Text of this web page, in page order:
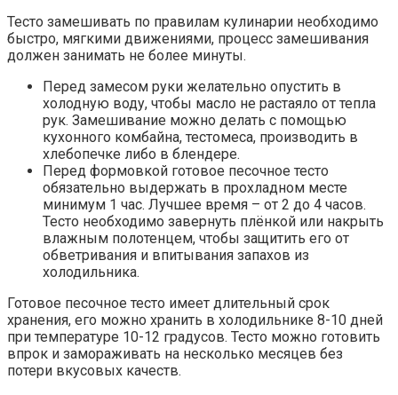
Тесто замешивать по правилам кулинарии необходимо
быстро, мягкими движениями, процесс замешивания
должен занимать не более минуты.
Перед замесом руки желательно опустить в
холодную воду, чтобы масло не растаяло от тепла
рук. Замешивание можно делать с помощью
кухонного комбайна, тестомеса, производить в
хлебопечке либо в блендере.
Перед формовкой готовое песочное тесто
обязательно выдержать в прохладном месте
минимум 1 час. Лучшее время – от 2 до 4 часов.
Тесто необходимо завернуть плёнкой или накрыть
влажным полотенцем, чтобы защитить его от
обветривания и впитывания запахов из
холодильника.
Готовое песочное тесто имеет длительный срок
хранения, его можно хранить в холодильнике 8-10 дней
при температуре 10-12 градусов. Тесто можно готовить
впрок и замораживать на несколько месяцев без
потери вкусовых качеств.